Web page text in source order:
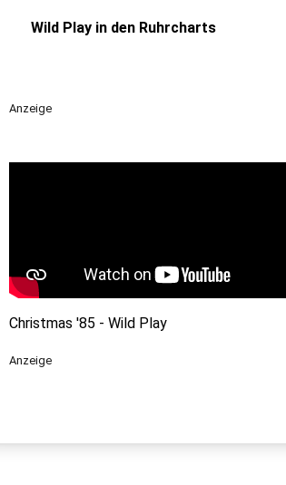
Wild Play in den Ruhrcharts
Anzeige
Christmas '85 - Wild Play
Anzeige